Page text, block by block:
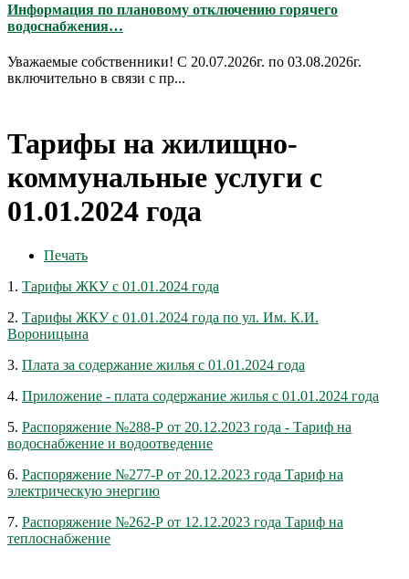
Информация по плановому отключению горячего
водоснабжения…
Уважаемые собственники! С 20.07.2026г. по 03.08.2026г.
включительно в связи с пр...
Тарифы на жилищно-
коммунальные услуги с
01.01.2024 года
Печать
1. Тарифы ЖКУ с 01.01.2024 года
2. Тарифы ЖКУ с 01.01.2024 года по ул. Им. К.И.
Вороницына
3. Плата за содержание жилья с 01.01.2024 года
4. Приложение - плата содержание жилья с 01.01.2024 года
5. Распоряжение №288-Р от 20.12.2023 года - Тариф на
водоснабжение и водоотведение
6. Распоряжение №277-Р от 20.12.2023 года Тариф на
электрическую энергию
7. Распоряжение №262-Р от 12.12.2023 года Тариф на
теплоснабжение